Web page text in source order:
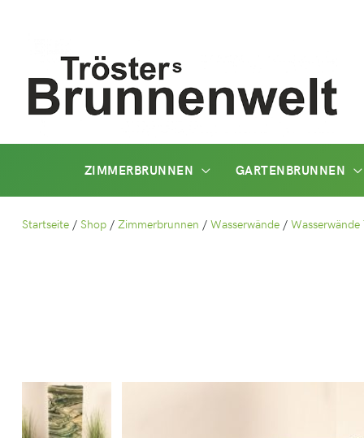
ZIMMERBRUNNEN GARTENBRUNNEN
Startseite / Shop / Zimmerbrunnen / Wasserwände /